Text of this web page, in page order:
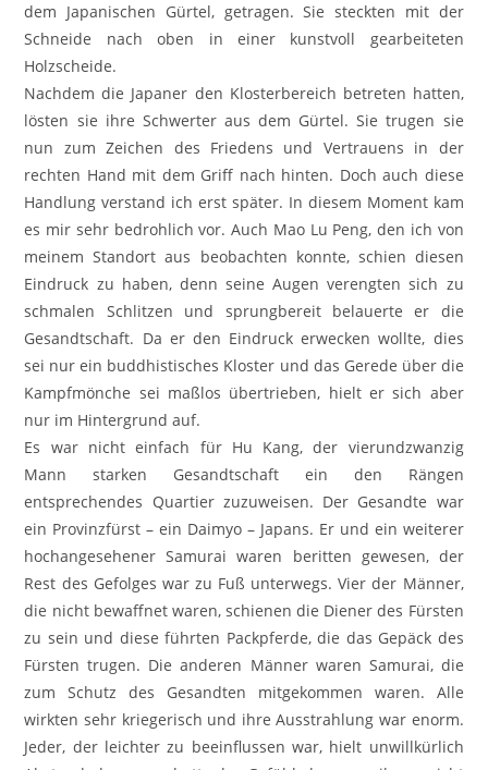
dem Japanischen Gürtel, getragen. Sie steckten mit der
Schneide nach oben in einer kunstvoll gearbeiteten
Holzscheide.
Nachdem die Japaner den Klosterbereich betreten hatten,
lösten sie ihre Schwerter aus dem Gürtel. Sie trugen sie
nun zum Zeichen des Friedens und Vertrauens in der
rechten Hand mit dem Griff nach hinten. Doch auch diese
Handlung verstand ich erst später. In diesem Moment kam
es mir sehr bedrohlich vor. Auch Mao Lu Peng, den ich von
meinem Standort aus beobachten konnte, schien diesen
Eindruck zu haben, denn seine Augen verengten sich zu
schmalen Schlitzen und sprungbereit belauerte er die
Gesandtschaft. Da er den Eindruck erwecken wollte, dies
sei nur ein buddhistisches Kloster und das Gerede über die
Kampfmönche sei maßlos übertrieben, hielt er sich aber
nur im Hintergrund auf.
Es war nicht einfach für Hu Kang, der vierundzwanzig
Mann starken Gesandtschaft ein den Rängen
entsprechendes Quartier zuzuweisen. Der Gesandte war
ein Provinzfürst – ein Daimyo – Japans. Er und ein weiterer
hochangesehener Samurai waren beritten gewesen, der
Rest des Gefolges war zu Fuß unterwegs. Vier der Männer,
die nicht bewaffnet waren, schienen die Diener des Fürsten
zu sein und diese führten Packpferde, die das Gepäck des
Fürsten trugen. Die anderen Männer waren Samurai, die
zum Schutz des Gesandten mitgekommen waren. Alle
wirkten sehr kriegerisch und ihre Ausstrahlung war enorm.
Jeder, der leichter zu beeinflussen war, hielt unwillkürlich